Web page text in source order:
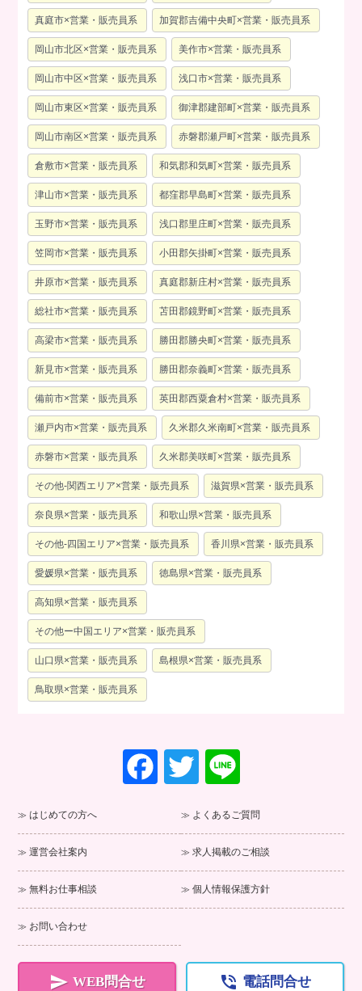
真庭市×営業・販売員系 加賀郡吉備中央町×営業・販売員系
岡山市北区×営業・販売員系 美作市×営業・販売員系
岡山市中区×営業・販売員系 浅口市×営業・販売員系
岡山市東区×営業・販売員系 御津郡建部町×営業・販売員系
岡山市南区×営業・販売員系 赤磐郡瀬戸町×営業・販売員系
倉敷市×営業・販売員系 和気郡和気町×営業・販売員系
津山市×営業・販売員系 都窪郡早島町×営業・販売員系
玉野市×営業・販売員系 浅口郡里庄町×営業・販売員系
笠岡市×営業・販売員系 小田郡矢掛町×営業・販売員系
井原市×営業・販売員系 真庭郡新庄村×営業・販売員系
総社市×営業・販売員系 苫田郡鏡野町×営業・販売員系
高梁市×営業・販売員系 勝田郡勝央町×営業・販売員系
新見市×営業・販売員系 勝田郡奈義町×営業・販売員系
備前市×営業・販売員系 英田郡西粟倉村×営業・販売員系
瀬戸内市×営業・販売員系 久米郡久米南町×営業・販売員系
赤磐市×営業・販売員系 久米郡美咲町×営業・販売員系
その他-関西エリア×営業・販売員系 滋賀県×営業・販売員系
奈良県×営業・販売員系 和歌山県×営業・販売員系
その他-四国エリア×営業・販売員系 香川県×営業・販売員系
愛媛県×営業・販売員系 徳島県×営業・販売員系
高知県×営業・販売員系
その他ー中国エリア×営業・販売員系
山口県×営業・販売員系 島根県×営業・販売員系
鳥取県×営業・販売員系
F
a
e
b
o
k
T
wi
tt
er
e
はじめての方へ よくあるご質問
運営会社案内 求人掲載のご相談
無料お仕事相談 個人情報保護方針
お問い合わせ
 WEB問合せ  電話問合せ